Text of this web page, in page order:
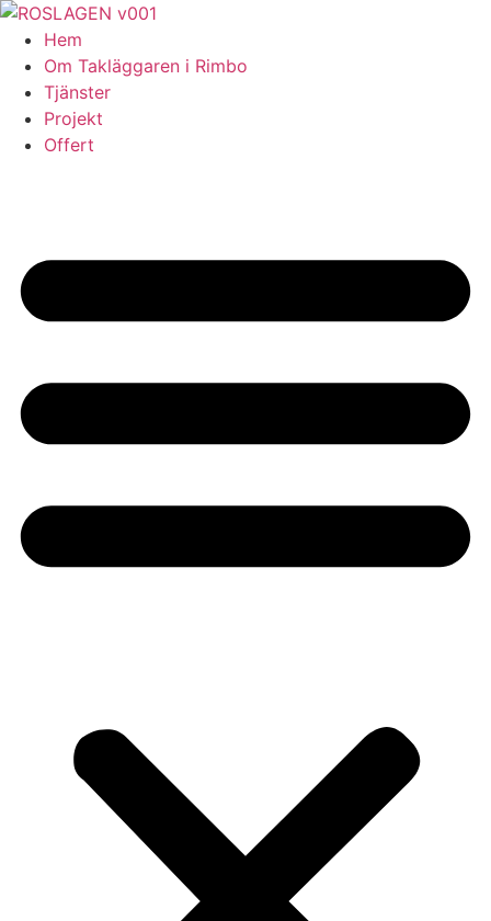
Skip
content
Hem
Om Takläggaren i Rimbo
Tjänster
Projekt
Offert